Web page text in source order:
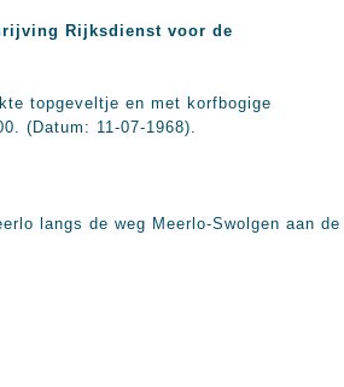
Rijksdienst voor de
topgeveltje en met korfbogige
(Datum: 11-07-1968).
langs de weg Meerlo-Swolgen aan de